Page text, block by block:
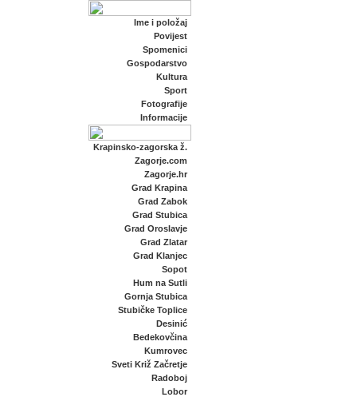
Ime i položaj
Povijest
Spomenici
Gospodarstvo
Kultura
Sport
Fotografije
Informacije
Krapinsko-zagorska ž.
Zagorje.com
Zagorje.hr
Grad Krapina
Grad Zabok
Grad Stubica
Grad Oroslavje
Grad Zlatar
Grad Klanjec
Sopot
Hum na Sutli
Gornja Stubica
Stubičke Toplice
Desinić
Bedekovčina
Kumrovec
Sveti Križ Začretje
Radoboj
Lobor